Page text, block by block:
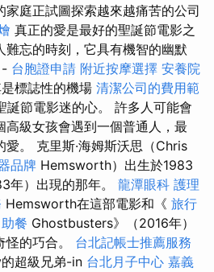
庭正試圖探索越來越痛苦的公司
真正的愛是最好的聖誕節電影之
難忘的時刻，它具有機智的幽默
- 台胞證申請 附近按摩選擇 安養院
標誌性的機場 清潔公司的費用範
誕節電影迷的心。 許多人可能會
高級女孩會遇到一個普通人，最
。 克里斯·海姆斯沃思（Chris
品牌 Hemsworth）出生於1983
年）出現的那年。 龍潭眼科 護理
Hemsworth在這部電影和《 旅行
餐 Ghostbusters》（2016年）
的巧合。 台北記帳士推薦服務
超級兄弟-in 台北月子中心 嘉義